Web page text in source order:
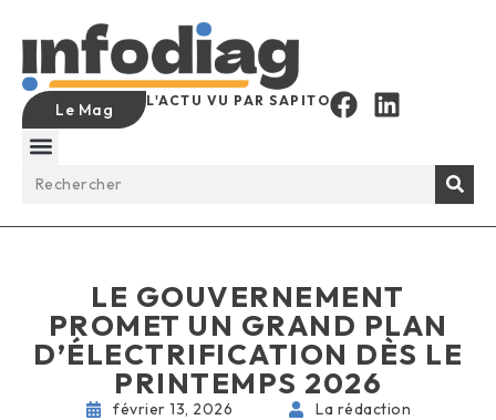
Le Mag L'ACTU VU PAR SAPITO
LE GOUVERNEMENT
PROMET UN GRAND PLAN
D’ÉLECTRIFICATION DÈS LE
PRINTEMPS 2026
février 13, 2026
La rédaction